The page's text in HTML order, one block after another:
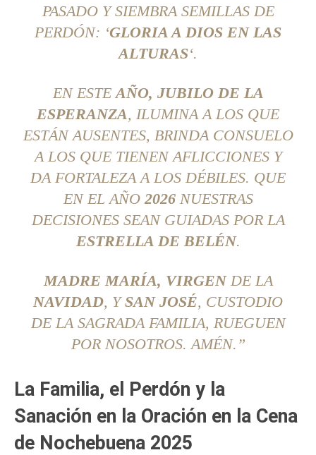
PASADO Y SIEMBRA SEMILLAS DE
PERDÓN: ‘GLORIA A DIOS EN LAS
ALTURAS‘.
EN ESTE AÑO, JUBILO DE LA
ESPERANZA, ILUMINA A LOS QUE
ESTÁN AUSENTES, BRINDA CONSUELO
A LOS QUE TIENEN AFLICCIONES Y
DA FORTALEZA A LOS DÉBILES. QUE
EN EL AÑO 2026NUESTRAS
DECISIONES SEAN GUIADAS POR LA
ESTRELLA DE BELÉN.
MADRE MARÍA, VIRGENDE LA
NAVIDAD, YSAN JOSÉ, CUSTODIO
DE LA SAGRADA FAMILIA, RUEGUEN
POR NOSOTROS. AMÉN.”
La Familia, el Perdón y la
Sanación en la Oración en la Cena
de Nochebuena 2025